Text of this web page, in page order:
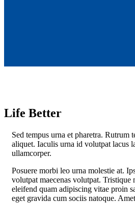
Life Better
Sed tempus urna et pharetra. Rutrum
aliquet. Iaculis urna id volutpat lacus
ullamcorper.
Posuere morbi leo urna molestie at.
volutpat maecenas volutpat. Tristique
eleifend quam adipiscing vitae proin
eget gravida cum sociis natoque.